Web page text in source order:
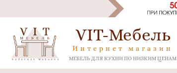
VIT-Мебель
Интернет магазин
МЕБЕЛЬ ДЛЯ КУХНИ ПО НИЗКИМ ЦЕНАМ